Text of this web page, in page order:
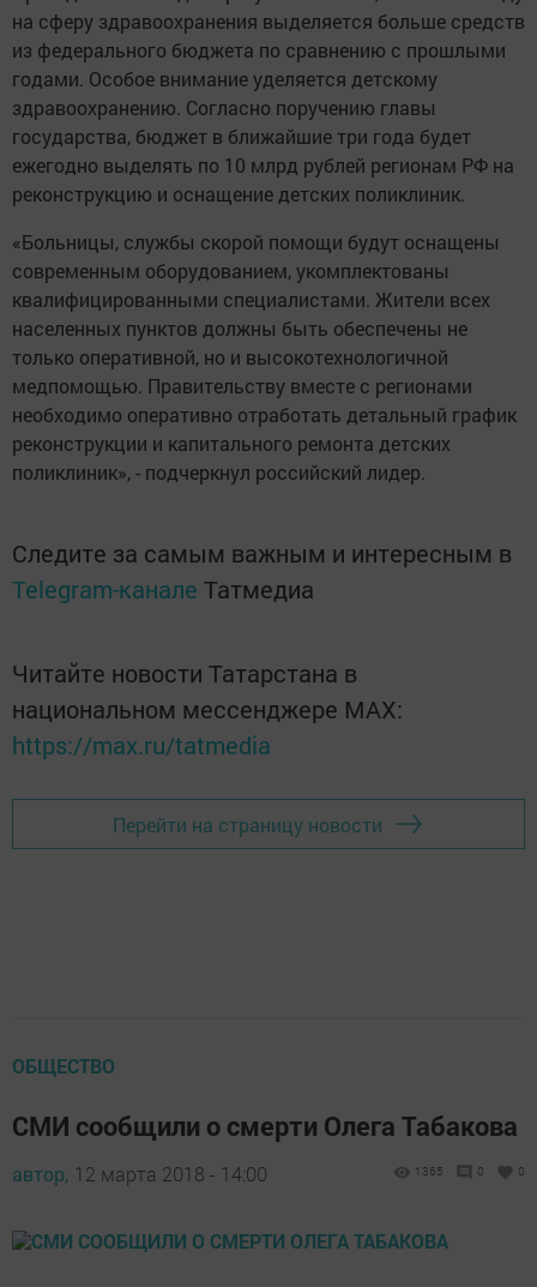
на сферу здравоохранения выделяется больше средств
из федерального бюджета по сравнению с прошлыми
годами. Особое внимание уделяется детскому
здравоохранению. Согласно поручению главы
государства, бюджет в ближайшие три года будет
ежегодно выделять по 10 млрд рублей регионам РФ на
реконструкцию и оснащение детских поликлиник.
«Больницы, службы скорой помощи будут оснащены
современным оборудованием, укомплектованы
квалифицированными специалистами. Жители всех
населенных пунктов должны быть обеспечены не
только оперативной, но и высокотехнологичной
медпомощью. Правительству вместе с регионами
необходимо оперативно отработать детальный график
реконструкции и капитального ремонта детских
поликлиник», - подчеркнул российский лидер.
Следите за самым важным и интересным в
Telegram-канале Татмедиа
Читайте новости Татарстана в
национальном мессенджере MАХ:
https://max.ru/tatmedia
Перейти на страницу новости
ОБЩЕСТВО
СМИ сообщили о смерти Олега Табакова
автор, 12 марта 2018 - 14:00 1365 0 0